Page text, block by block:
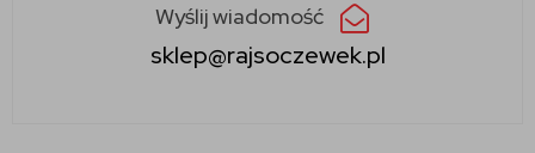
Wyślij wiadomość
sklep@rajsoczewek.pl